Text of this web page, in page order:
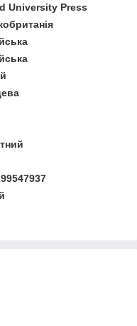
University Press